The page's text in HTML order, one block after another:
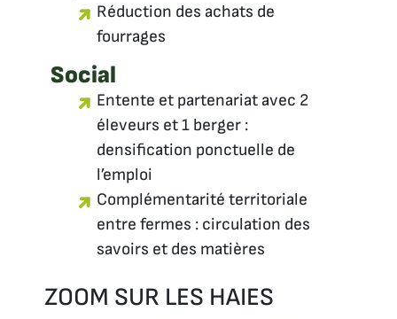
Réduction des achats de
fourrages
Social
Entente et partenariat avec 2
éleveurs et 1 berger :
densification ponctuelle de
l’emploi
Complémentarité territoriale
entre fermes : circulation des
savoirs et des matières
ZOOM SUR LES HAIES